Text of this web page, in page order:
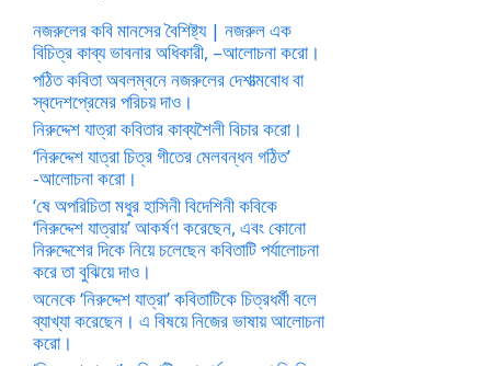
নজরুলের কবি মানসের বৈশিষ্ট্য | নজরুল এক
বিচিত্র কাব্য ভাবনার অধিকারী, –আলোচনা করো।
পঠিত কবিতা অবলম্বনে নজরুলের দেশাত্মবোধ বা
স্বদেশপ্রেমের পরিচয় দাও।
নিরুদ্দেশ যাত্রা কবিতার কাব্যশৈলী বিচার করো।
‘নিরুদ্দেশ যাত্রা চিত্র গীতের মেলবন্ধন গঠিত’
-আলোচনা করো।
‘ষে অপরিচিতা মধুর হাসিনী বিদেশিনী কবিকে
‘নিরুদ্দেশ যাত্রায়’ আকর্ষণ করেছেন, এবং কোনো
নিরুদ্দেশের দিকে নিয়ে চলেছেন কবিতাটি পর্যালোচনা
করে তা বুঝিয়ে দাও।
অনেকে ‘নিরুদ্দেশ যাত্রা’ কবিতাটিকে চিত্রধর্মী বলে
ব্যাখ্যা করেছেন। এ বিষয়ে নিজের ভাষায় আলোচনা
করো।